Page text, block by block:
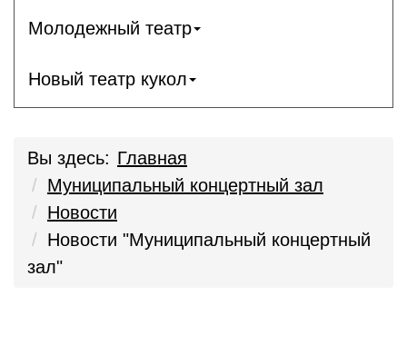
Молодежный театр
Новый театр кукол
Вы здесь: Главная
Муниципальный концертный зал
Новости
Новости "Муниципальный концертный
зал"